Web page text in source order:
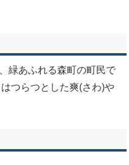
緑あふれる森町の町民で
つらつとした爽(さわ)や